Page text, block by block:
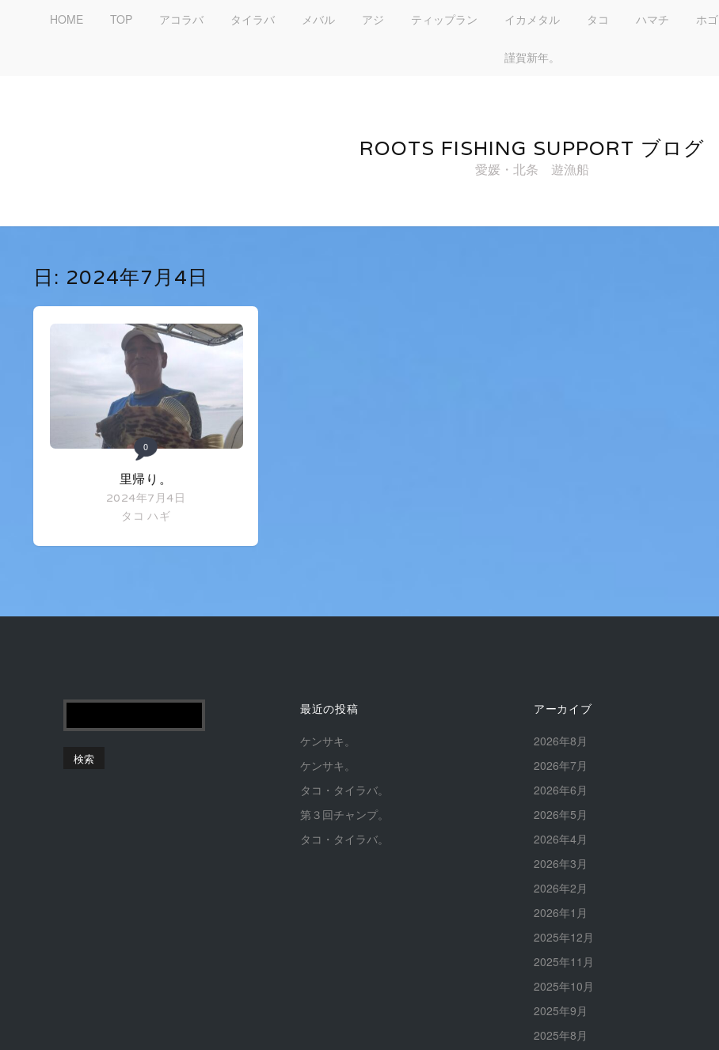
HOME TOP アコラバ タイラバ メバル アジ ティップラン イカメタル タコ ハマチ ホゴ
謹賀新年。
ROOTS FISHING SUPPORT ブログ
愛媛・北条 遊漁船
日: 2024年7月4日
0
里帰り。
2024年7月4日
タコ ハギ
最近の投稿
ケンサキ。
ケンサキ。
タコ・タイラバ。
第３回チャンプ。
タコ・タイラバ。
アーカイブ
2026年8月
2026年7月
2026年6月
2026年5月
2026年4月
2026年3月
2026年2月
2026年1月
2025年12月
2025年11月
2025年10月
2025年9月
2025年8月